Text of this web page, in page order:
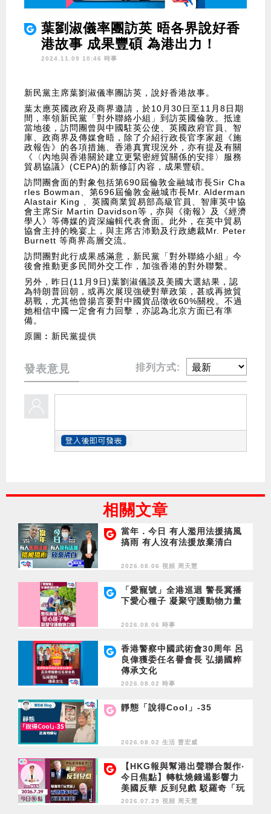
葉劉淑儀率團訪英 晤各界說好香
港故事 成果豐碩 為港出力！
2024.11.09 10:46 時事
新民黨主席葉劉淑儀率團訪英，說好香港故事。
葉太應英國政府及商界邀請，於10月30日至11月8日期
間，率領新民黨「對外聯絡小組」到訪英國倫敦。抵達
當地後，訪問團曾與中國駐英公使、英國政府官員、智
庫、政商界及傳媒會晤，除了介紹行政長官李家超《施
政報告》的各項措施、香港真實現況外，亦有提及有關
《〈內地與香港關於建立更緊密經貿關係的安排〉服務
貿易協議》(CEPA)的新修訂內容，成果豐碩。
訪問團會面的對象包括第690屆倫敦金融城市長Sir Cha
rles Bowman、第696屆倫敦金融城市長Mr. Alderman
Alastair King 、英國商業貿易部高級官員、智庫英中協
會主席Sir Martin Davidson等，亦與《衛報》及《經濟
學人》等傳媒的資深編輯代表會面。此外，在英中貿易
協會主持的晚宴上，與主席古沛勤及行政總裁Mr. Peter
Burnett 等商界高層交流。
訪問團對此行成果感滿意，新民黨「對外聯絡小組」今
後會推動更多民間外交工作，加強香港的對外聯繫。
另外，昨日(11月9日)葉劉淑儀談及美國大選結果，認
為特朗普回朝，或再次展現強硬對華政策，甚或再掀貿
易戰，尤其他曾揚言要對中國貨品徵收60%關稅。不過
她相信中國一定會有力回擊，亦認為北京方面已有準
備。
原圖︰新民黨提供
發表意見 排列方式:
相關文章
當年．今日 有人濫用法援搞風
搞雨 有人沒有法援放棄清白
2026.08.06 視頻 周天慧
「愛寵號」全港巡迴 警長冀播
下愛心種子 凝聚守護動物力量
2026.08.06 時事
香港警察中國武術會30周年 呂
良偉獲委任名譽會長 弘揚國粹
傳承文化
2026.08.02 時事
靜態「說得Cool」-35
2026.08.02 生活 曹宏威
【HKG報與幫港出聲聯合製作‧
今日焦點】轉軚燒錢遏影響力
美國反華 反到兒戲 駁羅奇「玩
完論」 香港唔靠中國 唔通靠美
2026.07.29 視頻 周天慧